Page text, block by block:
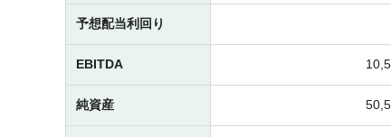
予想配当利回り
EBITDA
純資産